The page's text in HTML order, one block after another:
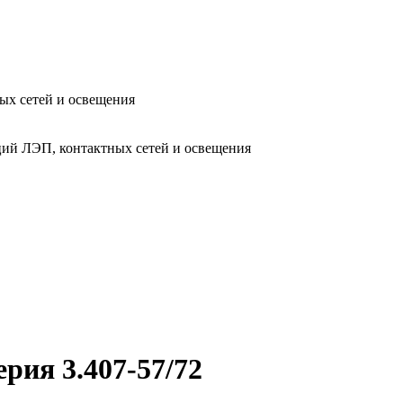
сетей и освещения
ЛЭП, контактных сетей и освещения
3.407-57/72